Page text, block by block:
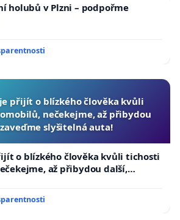
holubů v Plzni – podpořme
přijít o blízkého člověka kvůli
nečekejme, až přibydou
slyšitelná auta!
o blízkého člověka kvůli tichosti
až přibydou další,
auta!